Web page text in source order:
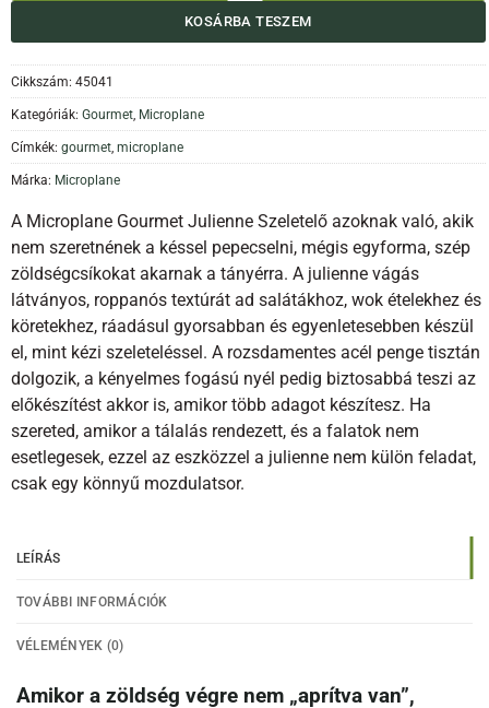
KOSÁRBA TESZEM
Cikkszám: 45041
Kategóriák: Gourmet Microplane
Címkék: gourmet microplane
Márka: Microplane
A Microplane Gourmet Julienne Szeletelő azoknak való, akik
nem szeretnének a késsel pepecselni, mégis egyforma, szép
zöldségcsíkokat akarnak a tányérra. A julienne vágás
látványos, roppanós textúrát ad salátákhoz, wok ételekhez és
köretekhez, ráadásul gyorsabban és egyenletesebben készül
el, mint kézi szeleteléssel. A rozsdamentes acél penge tisztán
dolgozik, a kényelmes fogású nyél pedig biztosabbá teszi az
előkészítést akkor is, amikor több adagot készítesz. Ha
szereted, amikor a tálalás rendezett, és a falatok nem
esetlegesek, ezzel az eszközzel a julienne nem külön feladat,
csak egy könnyű mozdulatsor.
LEÍRÁS
TOVÁBBI INFORMÁCIÓK
VÉLEMÉNYEK (0)
Amikor a zöldség végre nem „aprítva van”,